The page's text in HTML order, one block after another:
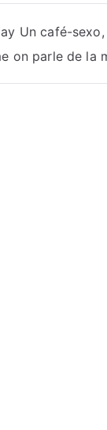
Un café-
on parle de la